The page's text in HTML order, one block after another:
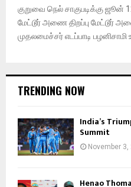
குறுவை நெல் சாகுபடிக்கு ஜூன்
மேட்டூர் அணை திறப்பு மேட்டூர்
முதலமைச்சர் எடப்பாடி பழனிசாமி
TRENDING NOW
India’s
Summit
November 3,
Henao